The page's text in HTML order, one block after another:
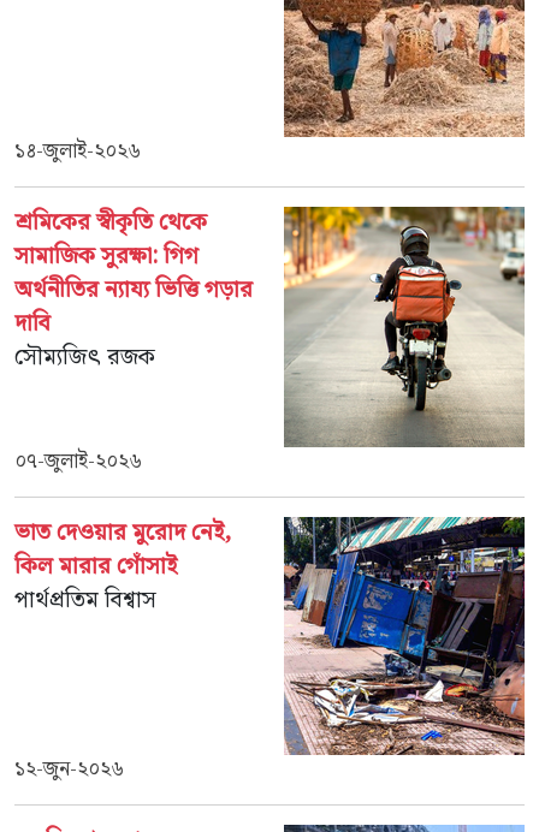
১৪-জুলাই-২০২৬
শ্রমিকের স্বীকৃতি থেকে
সামাজিক সুরক্ষা: গিগ
অর্থনীতির ন্যায্য ভিত্তি গড়ার
দাবি
সৌম্যজিৎ রজক
০৭-জুলাই-২০২৬
ভাত দেওয়ার মুরোদ নেই,
কিল মারার গোঁসাই
পার্থপ্রতিম বিশ্বাস
১২-জুন-২০২৬